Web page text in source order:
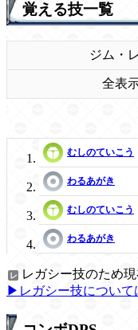
覚える技一覧
ジム・
全表
むしのていこう
わるあがき
むしのていこう
わるあがき
レガシー技のため
▶レガシー技について